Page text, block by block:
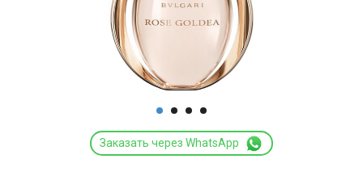
Заказать через WhatsApp